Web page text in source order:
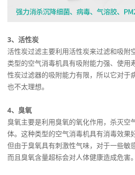
3、活性炭
活性炭过滤主要利用活性炭来过滤和吸附
类型的空气消毒机具有吸附能力强、使用
性炭过滤器的吸附能力有限，所以它对于
也不太理想。
4、臭氧
臭氧主要是利用臭氧的氧化作用，杀灭空
体。这种类型的空气消毒机具有消毒效果
但由于臭氧具有刺激性气味，对于一些敏
而且臭氧含量超标会对人体健康造成危害。